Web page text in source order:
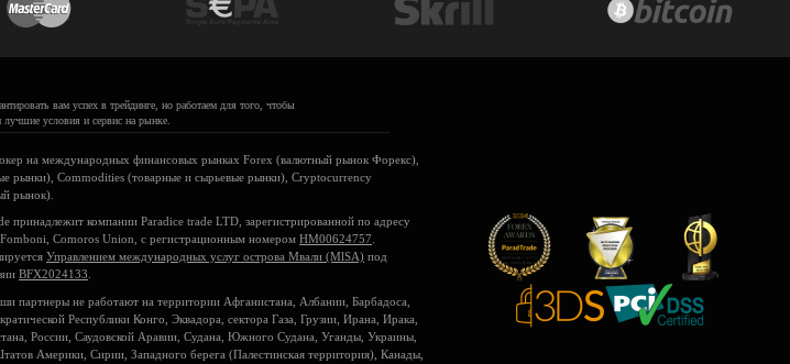
вам успех в трейдинге, но работаем для того, чтобы
лучшие условия и сервис на рынке.
на международных финансовых рынках Forex (валютный рынок Форекс),
рынки), Commodities (товарные и сырьевые рынки), Cryptocurrency
рынок).
принадлежит компании Paradice trade LTD, зарегистрированной по адресу
Comoros Union, с регистрационным номеромHM00624757
Управлением международных услуг острова Мвали (MlSA) под
BFX2024133
партнеры не работают на территории Афганистана, Албании, Барбадоса,
Республики Конго, Эквадора, сектора Газа, Грузии, Ирана, Ирака,
России, Саудовской Аравии, Судана, Южного Судана, Уганды, Украины,
Америки, Сирии, Западного берега (Палестинская территория), Канады,